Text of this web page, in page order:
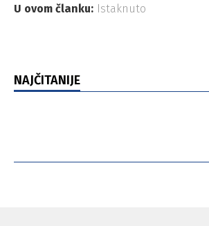
U ovom članku: Istaknuto
NAJČITANIJE